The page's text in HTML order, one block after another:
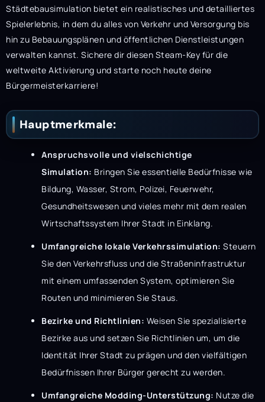
Städtebausimulation bietet ein realistisches und detailliertes
Spielerlebnis, in dem du alles von Verkehr und Versorgung bis
hin zu Bebauungsplänen und öffentlichen Dienstleistungen
verwalten kannst. Sichere dir diesen Steam-Key für die
weltweite Aktivierung und starte noch heute deine
Bürgermeisterkarriere!
Hauptmerkmale:
Anspruchsvolle und vielschichtige
Simulation: Bringen Sie essentielle Bedürfnisse wie
Bildung, Wasser, Strom, Polizei, Feuerwehr,
Gesundheitswesen und vieles mehr mit dem realen
Wirtschaftssystem Ihrer Stadt in Einklang.
Umfangreiche lokale Verkehrssimulation: Steuern
Sie den Verkehrsfluss und die Straßeninfrastruktur
mit einem umfassenden System, optimieren Sie
Routen und minimieren Sie Staus.
Bezirke und Richtlinien: Weisen Sie spezialisierte
Bezirke aus und setzen Sie Richtlinien um, um die
Identität Ihrer Stadt zu prägen und den vielfältigen
Bedürfnissen Ihrer Bürger gerecht zu werden.
Umfangreiche Modding-Unterstützung: Nutze die